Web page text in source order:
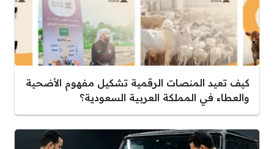
كيف تعيد المنصات الرقمية تشكيل مفهوم الأضحية
والعطاء في المملكة العربية السعودية؟